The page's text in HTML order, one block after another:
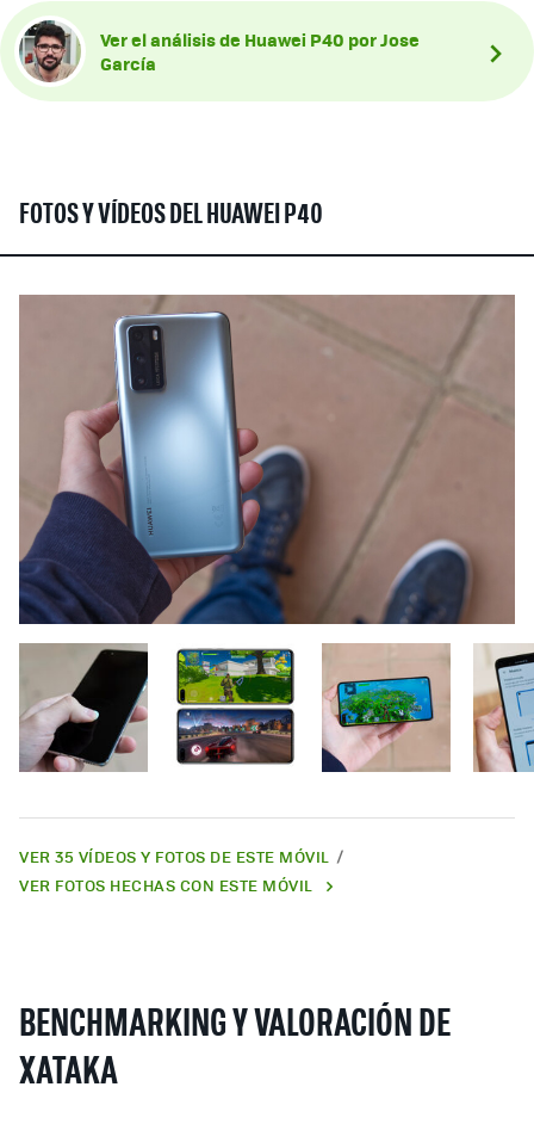
Ver el análisis de Huawei P40 por Jose
García
FOTOS Y VÍDEOS DEL HUAWEI P40
VER 35 VÍDEOS Y FOTOS DE ESTE MÓVIL
VER FOTOS HECHAS CON ESTE MÓVIL
BENCHMARKING Y VALORACIÓN DE
XATAKA